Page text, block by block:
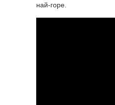
най-горе.